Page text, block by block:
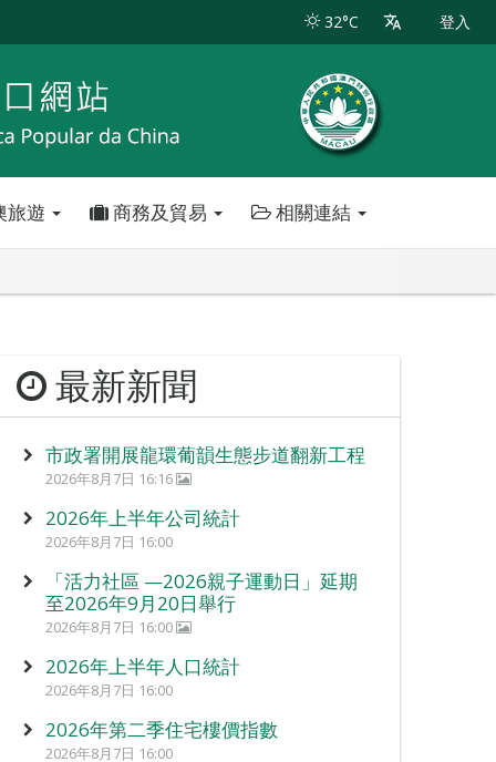
32°C 登入
遊 商務及貿易 相關連結
最新新聞
市政署開展龍環葡韻生態步道翻新工程
2026年8月7日 16:16
2026年上半年公司統計
2026年8月7日 16:00
「活力社區 —2026親子運動日」延期
至2026年9月20日舉行
2026年8月7日 16:00
2026年上半年人口統計
2026年8月7日 16:00
2026年第二季住宅樓價指數
2026年8月7日 16:00